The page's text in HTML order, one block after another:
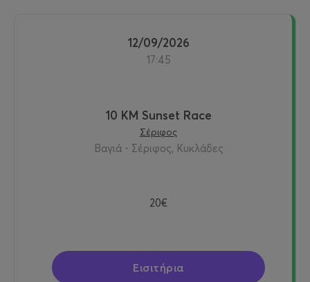
12/09/2026
17:45
10 KM Sunset Race
Σέριφος
Βαγιά - Σέριφος, Κυκλάδες
20€
Εισιτήρια